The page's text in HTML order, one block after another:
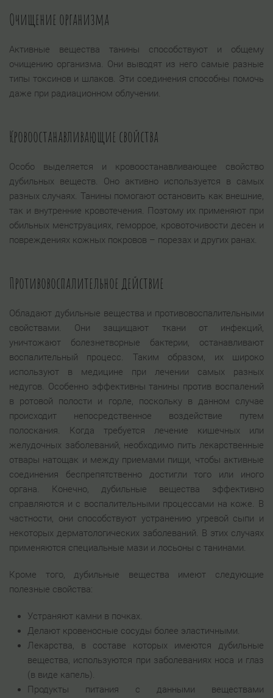
Очищение организма
Активные вещества танины способствуют и общему
очищению организма. Они выводят из него самые разные
типы токсинов и шлаков. Эти соединения способны помочь
даже при радиационном облучении.
Кровоостанавливающие свойства
Особо выделяется и кровоостанавливающее свойство
дубильных веществ. Оно активно используется в самых
разных случаях. Танины помогают остановить как внешние,
так и внутренние кровотечения. Поэтому их применяют при
обильных менструациях, геморрое, кровоточивости десен и
повреждениях кожных покровов – порезах и других ранах.
Противовоспалительное действие
Обладают дубильные вещества и противовоспалительными
свойствами. Они защищают ткани от инфекций,
уничтожают болезнетворные бактерии, останавливают
воспалительный процесс. Таким образом, их широко
используют в медицине при лечении самых разных
недугов. Особенно эффективны танины против воспалений
в ротовой полости и горле, поскольку в данном случае
происходит непосредственное воздействие путем
полоскания. Когда требуется лечение кишечных или
желудочных заболеваний, необходимо пить лекарственные
отвары натощак и между приемами пищи, чтобы активные
соединения беспрепятственно достигли того или иного
органа. Конечно, дубильные вещества эффективно
справляются и с воспалительными процессами на коже. В
частности, они способствуют устранению угревой сыпи и
некоторых дерматологических заболеваний. В этих случаях
применяются специальные мази и лосьоны с танинами.
Кроме того, дубильные вещества имеют следующие
полезные свойства:
Устраняют камни в почках.
Делают кровеносные сосуды более эластичными.
Лекарства, в составе которых имеются дубильные
вещества, используются при заболеваниях носа и глаз
(в виде капель).
Продукты питания с данными веществами